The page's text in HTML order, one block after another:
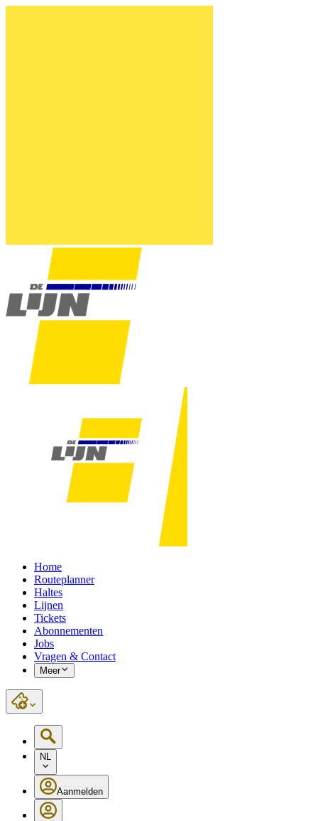
Home
Routeplanner
Haltes
Lijnen
Tickets
Abonnementen
Jobs
Vragen & Contact
Meer
NL
Aanmelden